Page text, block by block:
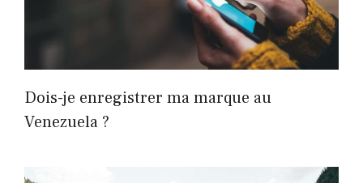
Dois-je enregistrer ma marque au
Venezuela ?